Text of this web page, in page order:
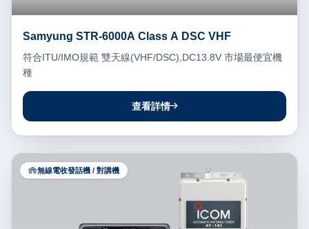
Samyung STR-6000A Class A DSC VHF
符合ITU/IMO規範 雙天線(VHF/DSC),DC13.8V 市場最便宜機
種
查看詳情
無線電收發話機 / 對講機